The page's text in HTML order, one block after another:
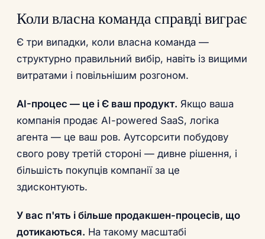
Коли власна команда справді виграє
Є три випадки, коли власна команда —
структурно правильний вибір, навіть із вищими
витратами і повільнішим розгоном.
AI-процес — це і Є ваш продукт. Якщо ваша
компанія продає AI-powered SaaS, логіка
агента — це ваш ров. Аутсорсити побудову
свого рову третій стороні — дивне рішення, і
більшість покупців компанії за це
здисконтують.
У вас п'ять і більше продакшен-процесів, що
дотикаються. На такому масштабі